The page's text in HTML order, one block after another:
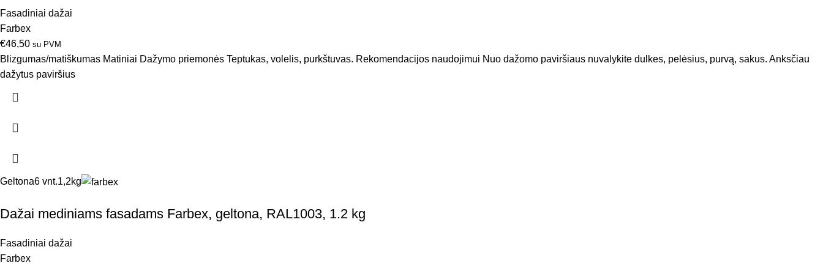
Fasadiniai dažai
Farbex
€46,50 su PVM
Blizgumas/matiškumas Matiniai Dažymo priemonės Teptukas, volelis, purkštuvas. Rekomendacijos naudojimui Nuo dažomo paviršiaus nuvalykite dulkes, pelėsius, purvą, sakus. Anksčiau
dažytus paviršius
Geltona6 vnt.1,2kg
Dažai mediniams fasadams Farbex, geltona, RAL1003, 1.2 kg
Fasadiniai dažai
Farbex